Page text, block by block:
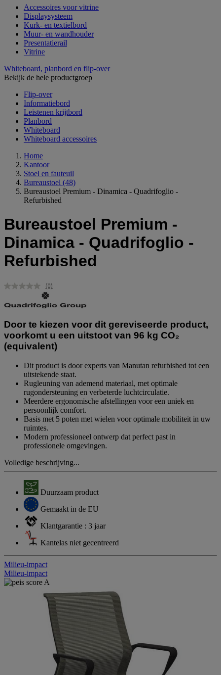
Accessoires voor vitrine
Displaysysteem
Kurk- en textielbord
Muur- en wandhouder
Presentatierail
Vitrine
Whiteboard, planbord en flip-over
Bekijk de hele productgroep
Flip-over
Informatiebord
Leistenen krijtbord
Planbord
Whiteboard
Whiteboard accessoires
Home
Kantoor
Stoel en fauteuil
Bureaustoel (48)
Bureaustoel Premium - Dinamica - Quadrifoglio -
Refurbished
Bureaustoel Premium -
Dinamica - Quadrifoglio -
Refurbished
Geen
scorewaarde.
Dezelfde
(0)
Door te kiezen voor dit gereviseerde product,
voorkomt u een uitstoot van 96 kg CO₂
(equivalent)
Dit product is door experts van Manutan refurbished tot een
uitstekende staat.
Rugleuning van ademend materiaal, met optimale
rugondersteuning en verbeterde luchtcirculatie.
Meerdere ergonomische afstellingen voor een uniek en
persoonlijk comfort.
Basis met 5 poten met wielen voor optimale mobiliteit in uw
ruimtes.
Modern professioneel ontwerp dat perfect past in
professionele omgevingen.
Volledige beschrijving...
Duurzaam product
Gemaakt in de EU
Klantgarantie : 3 jaar
Kantelas niet gecentreerd
Milieu-impact
Milieu-impact